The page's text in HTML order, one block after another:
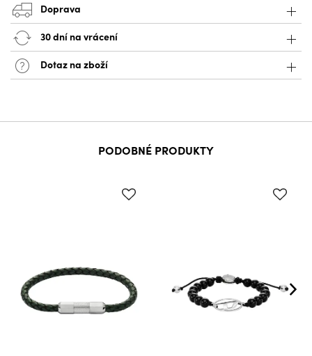
Doprava
30 dní na vrácení
Dotaz na zboží
PODOBNÉ PRODUKTY